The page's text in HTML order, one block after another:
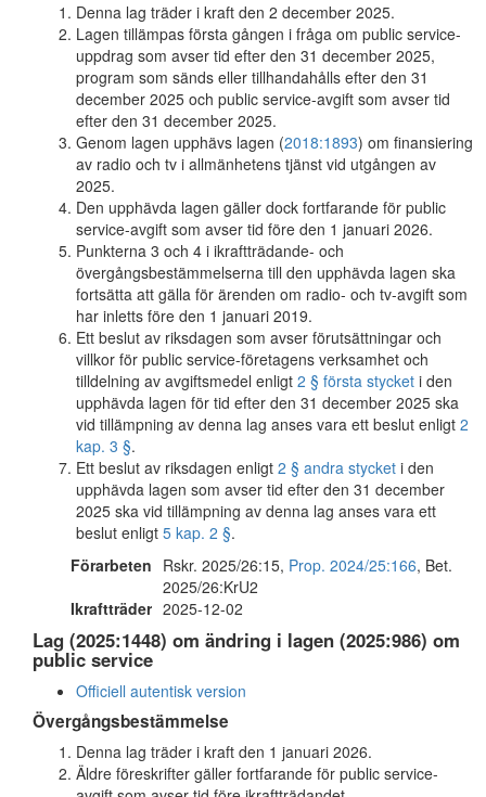
Denna lag träder i kraft den 2 december 2025.
Lagen tillämpas första gången i fråga om public service-
uppdrag som avser tid efter den 31 december 2025,
program som sänds eller tillhandahålls efter den 31
december 2025 och public service-avgift som avser tid
efter den 31 december 2025.
Genom lagen upphävs lagen (2018:1893) om finansiering
av radio och tv i allmänhetens tjänst vid utgången av
2025.
Den upphävda lagen gäller dock fortfarande för public
service-avgift som avser tid före den 1 januari 2026.
Punkterna 3 och 4 i ikraftträdande- och
övergångsbestämmelserna till den upphävda lagen ska
fortsätta att gälla för ärenden om radio- och tv-avgift som
har inletts före den 1 januari 2019.
Ett beslut av riksdagen som avser förutsättningar och
villkor för public service-företagens verksamhet och
tilldelning av avgiftsmedel enligt 2 § första stycket i den
upphävda lagen för tid efter den 31 december 2025 ska
vid tillämpning av denna lag anses vara ett beslut enligt 2
kap. 3 §.
Ett beslut av riksdagen enligt 2 § andra stycket i den
upphävda lagen som avser tid efter den 31 december
2025 ska vid tillämpning av denna lag anses vara ett
beslut enligt 5 kap. 2 §.
Förarbeten Rskr. 2025/26:15, Prop. 2024/25:166, Bet.
2025/26:KrU2
Ikraftträder 2025-12-02
Lag (2025:1448) om ändring i lagen (2025:986) om
public service
Officiell autentisk version
Övergångsbestämmelse
Denna lag träder i kraft den 1 januari 2026.
Äldre föreskrifter gäller fortfarande för public service-